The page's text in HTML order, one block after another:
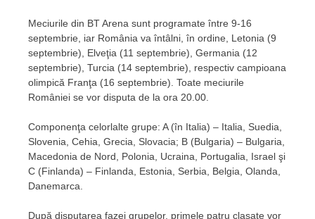
Meciurile din BT Arena sunt programate între 9-16
septembrie, iar România va întâlni, în ordine, Letonia (9
septembrie), Elveţia (11 septembrie), Germania (12
septembrie), Turcia (14 septembrie), respectiv campioana
olimpică Franţa (16 septembrie). Toate meciurile
României se vor disputa de la ora 20.00.
Componenţa celorlalte grupe: A (în Italia) – Italia, Suedia,
Slovenia, Cehia, Grecia, Slovacia; B (Bulgaria) – Bulgaria,
Macedonia de Nord, Polonia, Ucraina, Portugalia, Israel şi
C (Finlanda) – Finlanda, Estonia, Serbia, Belgia, Olanda,
Danemarca.
După disputarea fazei grupelor, primele patru clasate vor